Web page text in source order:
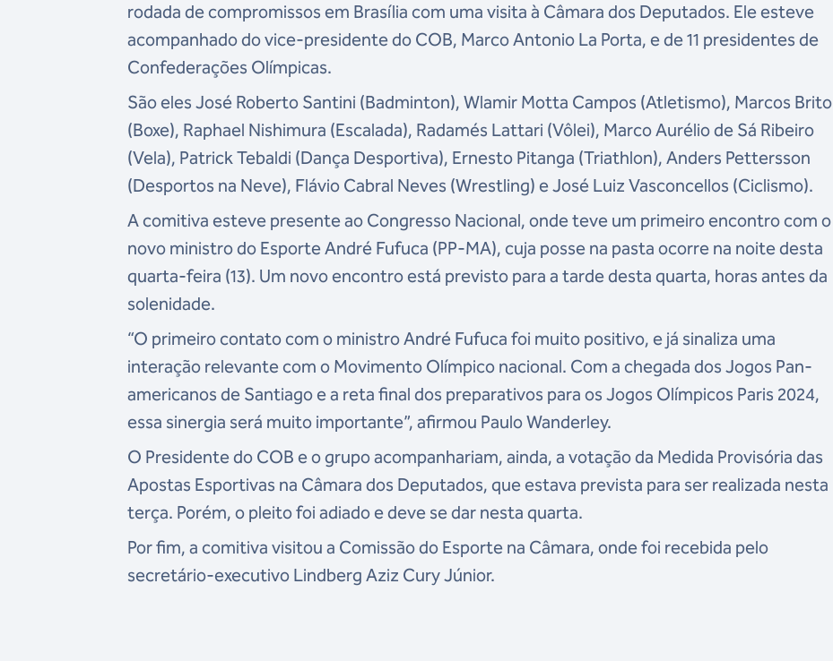
rodada de compromissos em Brasília com uma visita à Câmara dos Deputados. Ele esteve
acompanhado do vice-presidente do COB, Marco Antonio La Porta, e de 11 presidentes de
Confederações Olímpicas.
São eles José Roberto Santini (Badminton), Wlamir Motta Campos (Atletismo), Marcos Brito
(Boxe), Raphael Nishimura (Escalada), Radamés Lattari (Vôlei), Marco Aurélio de Sá Ribeiro
(Vela), Patrick Tebaldi (Dança Desportiva), Ernesto Pitanga (Triathlon), Anders Pettersson
(Desportos na Neve), Flávio Cabral Neves (Wrestling) e José Luiz Vasconcellos (Ciclismo).
A comitiva esteve presente ao Congresso Nacional, onde teve um primeiro encontro com o
novo ministro do Esporte André Fufuca (PP-MA), cuja posse na pasta ocorre na noite desta
quarta-feira (13). Um novo encontro está previsto para a tarde desta quarta, horas antes da
solenidade.
“O primeiro contato com o ministro André Fufuca foi muito positivo, e já sinaliza uma
interação relevante com o Movimento Olímpico nacional. Com a chegada dos Jogos Pan-
americanos de Santiago e a reta final dos preparativos para os Jogos Olímpicos Paris 2024,
essa sinergia será muito importante”, afirmou Paulo Wanderley.
O Presidente do COB e o grupo acompanhariam, ainda, a votação da Medida Provisória das
Apostas Esportivas na Câmara dos Deputados, que estava prevista para ser realizada nesta
terça. Porém, o pleito foi adiado e deve se dar nesta quarta.
Por fim, a comitiva visitou a Comissão do Esporte na Câmara, onde foi recebida pelo
secretário-executivo Lindberg Aziz Cury Júnior.